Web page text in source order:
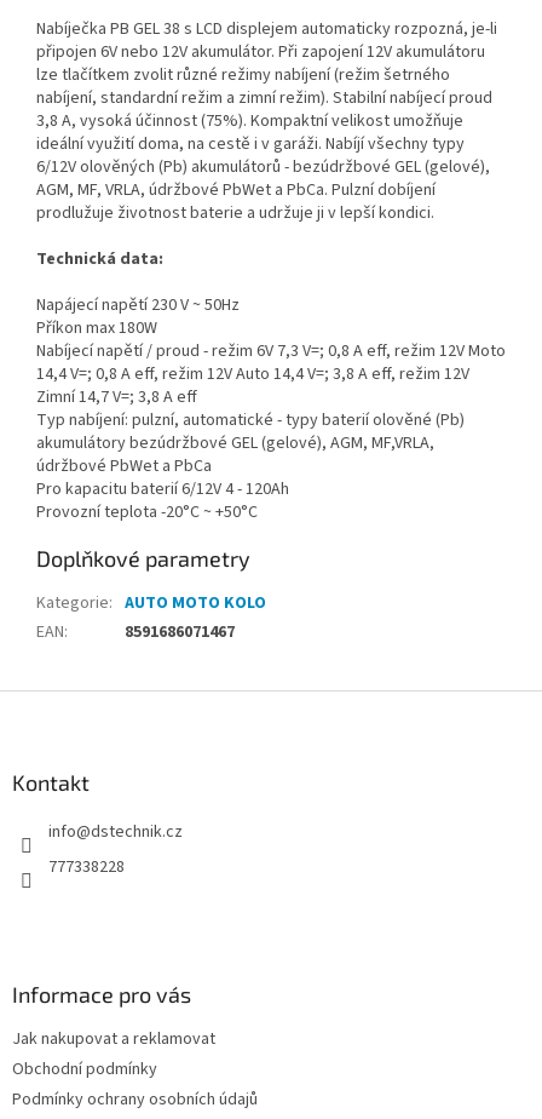
Nabíječka PB GEL 38 s LCD displejem automaticky rozpozná, je-li
připojen 6V nebo 12V akumulátor. Při zapojení 12V akumulátoru
lze tlačítkem zvolit různé režimy nabíjení (režim šetrného
nabíjení, standardní režim a zimní režim). Stabilní nabíjecí proud
3,8 A, vysoká účinnost (75%). Kompaktní velikost umožňuje
ideální využití doma, na cestě i v garáži. Nabíjí všechny typy
6/12V olověných (Pb) akumulátorů - bezúdržbové GEL (gelové),
AGM, MF, VRLA, údržbové PbWet a PbCa. Pulzní dobíjení
prodlužuje životnost baterie a udržuje ji v lepší kondici.
Technická data:
Napájecí napětí 230 V ~ 50Hz
Příkon max 180W
Nabíjecí napětí / proud - režim 6V 7,3 V=; 0,8 A eff, režim 12V Moto
14,4 V=; 0,8 A eff, režim 12V Auto 14,4 V=; 3,8 A eff, režim 12V
Zimní 14,7 V=; 3,8 A eff
Typ nabíjení: pulzní, automatické - typy baterií olověné (Pb)
akumulátory bezúdržbové GEL (gelové), AGM, MF,VRLA,
údržbové PbWet a PbCa
Pro kapacitu baterií 6/12V 4 - 120Ah
Provozní teplota -20°C ~ +50°C
Doplňkové parametry
Kategorie: AUTO MOTO KOLO
EAN: 8591686071467
Kontakt
info@dstechnik.cz
777338228
Informace pro vás
Jak nakupovat a reklamovat
Obchodní podmínky
Podmínky ochrany osobních údajů